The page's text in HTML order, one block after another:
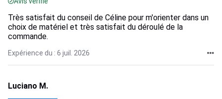
Très satisfait du conseil de Céline pour m'orienter dans un
choix de matériel et très satisfait du déroulé de la
commande.
Expérience du : 6 juil. 2026
Luciano M.